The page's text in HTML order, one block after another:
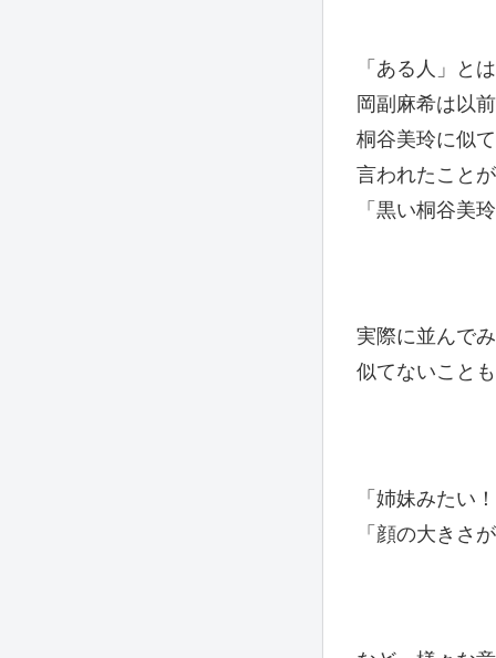
「ある人」と
岡副麻希は以
桐谷美玲に似
言われたこと
「黒い桐谷美
実際に並んで
似てないこと
「姉妹みたい
「顔の大きさ